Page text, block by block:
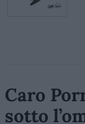
Caro
sotto